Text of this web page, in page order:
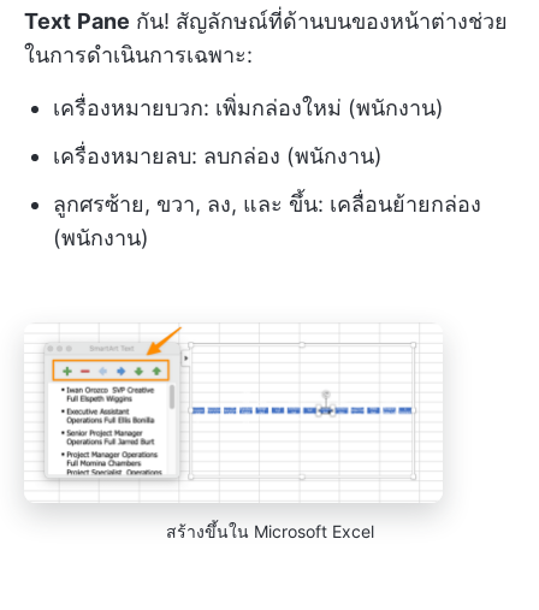
Text Pane กัน! สัญลักษณ์ที่ด้านบนของหน้าต่างช่วย
ในการดำเนินการเฉพาะ:
เครื่องหมายบวก: เพิ่มกล่องใหม่ (พนักงาน)
เครื่องหมายลบ: ลบกล่อง (พนักงาน)
ลูกศรซ้าย, ขวา, ลง, และ ขึ้น: เคลื่อนย้ายกล่อง
(พนักงาน)
สร้างขึ้นใน Microsoft Excel